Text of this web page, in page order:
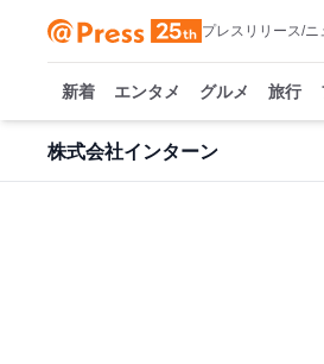
プレスリリース/
新着 エンタメ グルメ 旅行
株式会社インターン